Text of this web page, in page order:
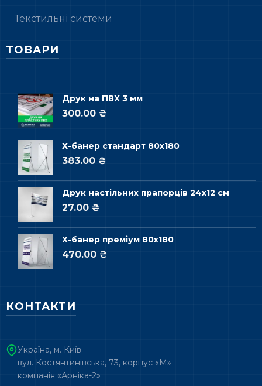
Текстильні системи
ТОВАРИ
Друк на ПВХ 3 мм
300.00 ₴
Х-банер стандарт 80х180
383.00 ₴
Друк настільних прапорців 24х12 см
27.00 ₴
Х-банер преміум 80х180
470.00 ₴
КОНТАКТИ
Україна, м. Київ
вул. Костянтинівська, 73, корпус «М»
компанія «Арніка-2»